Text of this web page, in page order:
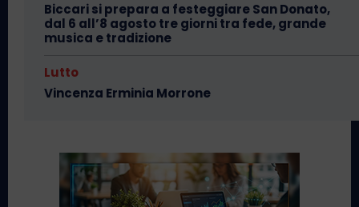
Biccari si prepara a festeggiare San Donato,
dal 6 all’8 agosto tre giorni tra fede, grande
musica e tradizione
Lutto
Vincenza Erminia Morrone